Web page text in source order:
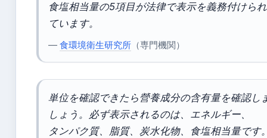
食塩相当量の5項目が法律で表示を義務付けられ
ています。
— 食環境衛生研究所 （専門機関）
単位を確認できたら營養成分の含有量を確認し
しょう。必ず表示されるのは、エネルギー、
タンパク質、脂質、炭水化物、食塩相当量です